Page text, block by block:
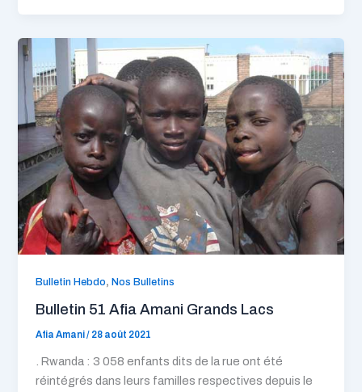
Bulletin Hebdo,Nos Bulletins
Bulletin 51 Afia Amani Grands Lacs
Afia Amani/ 28 août 2021
. Rwanda : 3 058 enfants dits de la rue ont été
réintégrés dans leurs familles respectives depuis le